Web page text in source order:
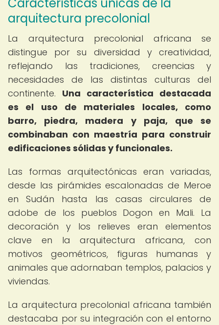
arquitectura precolonial
La arquitectura precolonial africana se
distingue por su diversidad y creatividad,
reflejando las tradiciones, creencias y
necesidades de las distintas culturas del
continente. Una característica destacada
es el uso de materiales locales, como
barro, piedra, madera y paja, que se
combinaban con maestría para construir
edificaciones sólidas y funcionales.
Las formas arquitectónicas eran variadas,
desde las pirámides escalonadas de Meroe
en Sudán hasta las casas circulares de
adobe de los pueblos Dogon en Mali. La
decoración y los relieves eran elementos
clave en la arquitectura africana, con
motivos geométricos, figuras humanas y
animales que adornaban templos, palacios y
viviendas.
La arquitectura precolonial africana también
destacaba por su integración con el entorno